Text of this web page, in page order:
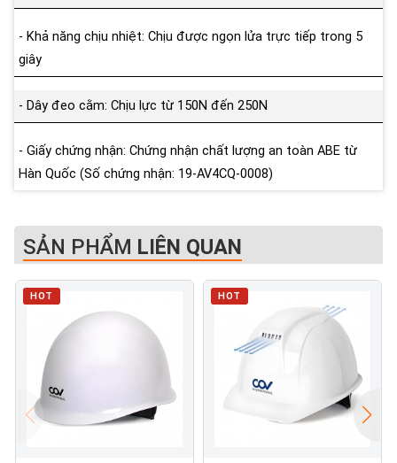
- Khả năng chịu nhiệt: Chịu được ngọn lửa trực tiếp trong 5
giây
- Dây đeo cằm: Chịu lực từ 150N đến 250N
- Giấy chứng nhận: Chứng nhận chất lượng an toàn ABE từ
Hàn Quốc (Số chứng nhận: 19-AV4CQ-0008)
SẢN PHẨM LIÊN QUAN
HOT HOT